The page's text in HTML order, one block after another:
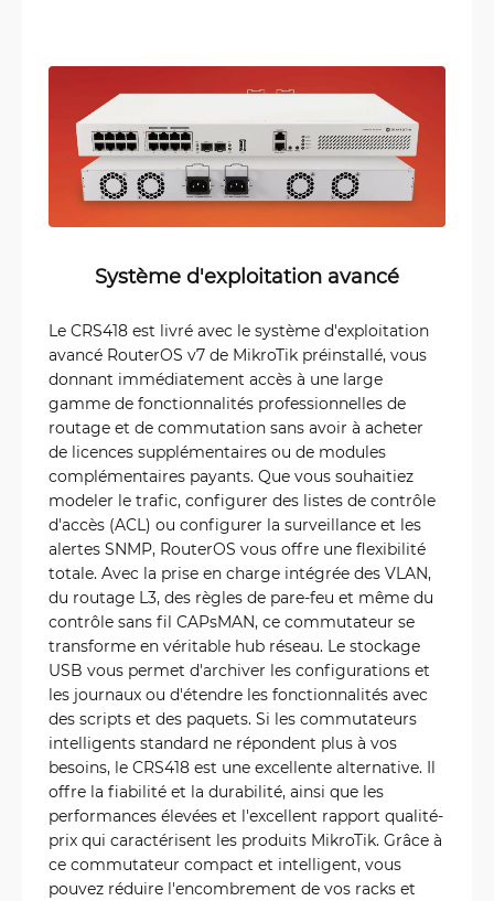
Système d'exploitation avancé
Le CRS418 est livré avec le système d'exploitation
avancé RouterOS v7 de MikroTik préinstallé, vous
donnant immédiatement accès à une large
gamme de fonctionnalités professionnelles de
routage et de commutation sans avoir à acheter
de licences supplémentaires ou de modules
complémentaires payants. Que vous souhaitiez
modeler le trafic, configurer des listes de contrôle
d'accès (ACL) ou configurer la surveillance et les
alertes SNMP, RouterOS vous offre une flexibilité
totale. Avec la prise en charge intégrée des VLAN,
du routage L3, des règles de pare-feu et même du
contrôle sans fil CAPsMAN, ce commutateur se
transforme en véritable hub réseau. Le stockage
USB vous permet d'archiver les configurations et
les journaux ou d'étendre les fonctionnalités avec
des scripts et des paquets. Si les commutateurs
intelligents standard ne répondent plus à vos
besoins, le CRS418 est une excellente alternative. Il
offre la fiabilité et la durabilité, ainsi que les
performances élevées et l'excellent rapport qualité-
prix qui caractérisent les produits MikroTik. Grâce à
ce commutateur compact et intelligent, vous
pouvez réduire l'encombrement de vos racks et